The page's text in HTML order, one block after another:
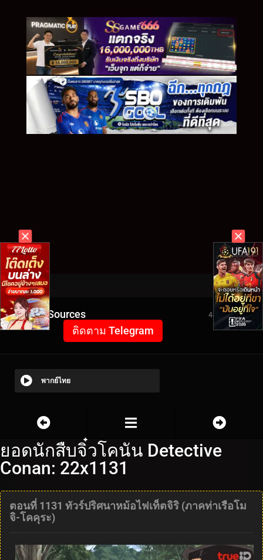
Video Sources 4424 Views
ติดตาม Telegram
พากย์ไทย
ยอดนักสืบจิ๋วโคนัน Detective
Conan: 22x1131
ตอนที่ 1131 ทัวร์ปริศนาหม้อไฟเท็ตจิริ (ภาคท่าเรือโม
จิ-โคคุระ)